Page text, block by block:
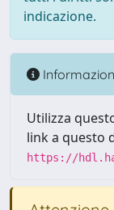
indicazione.
Utilizza
link a questo
https://